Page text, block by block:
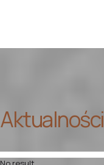
Aktualności